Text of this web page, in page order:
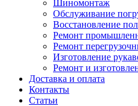
Шиномонтаж
Обслуживание
Восстановление
Ремонт
Ремонт
Изготовление
Ремонт и
Доставка и оплата
Контакты
Статьи